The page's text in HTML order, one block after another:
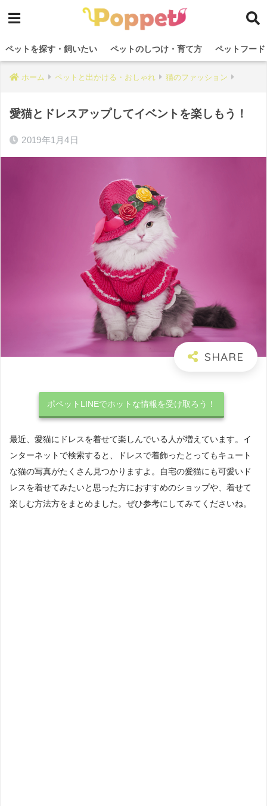
ペットを探す・飼いたい ペットのしつけ・育て方 ペットフー
ホーム ペットと出かける・おしゃれ 猫のファッション
愛猫とドレスアップしてイベントを楽しもう！
2019年1月4日
ポペットLINEでホットな情報を受け取ろう！
最近、愛猫にドレスを着せて楽しんでいる人が増えています。イ
ンターネットで検索すると、ドレスで着飾ったとってもキュート
な猫の写真がたくさん見つかりますよ。自宅の愛猫にも可愛いド
レスを着せてみたいと思った方におすすめのショップや、着せて
楽しむ方法方をまとめました。ぜひ参考にしてみてくださいね。